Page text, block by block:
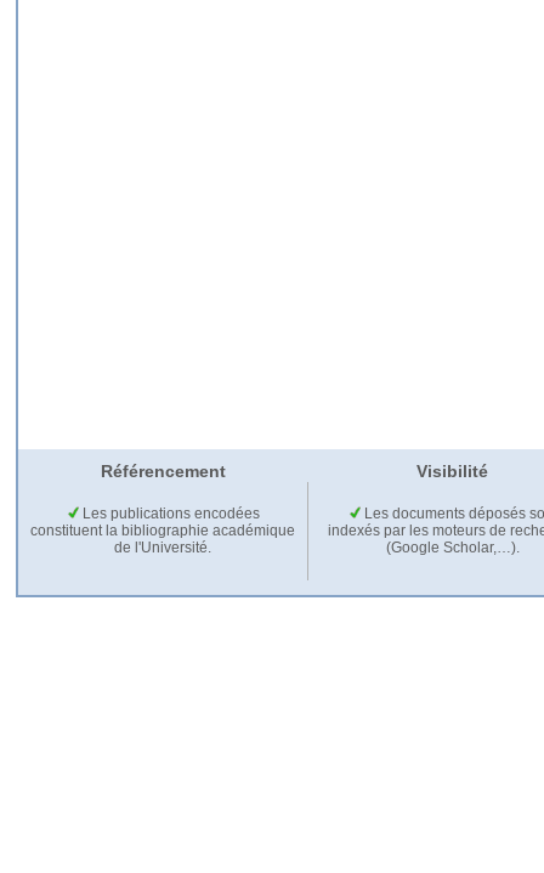
Référencement Visibilité
Les publications encodées
constituent la bibliographie académique
de l'Université.
Les documents déposés
indexés par les moteurs de
(Google Scholar,…).